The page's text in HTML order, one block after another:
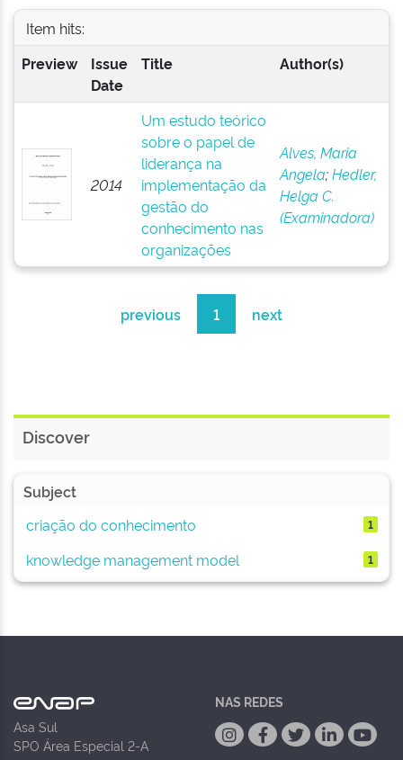
Item hits:
Preview
Issue
Date
Title Author(s)
2014
Um estudo teórico
sobre o papel de
liderança na
implementação da
gestão do
conhecimento nas
organizações
Alves, Maria
Angela;Hedler,
Helga C.
(Examinadora)
previous 1 next
Discover
Subject
criação do conhecimento
1
knowledge management model 1
Asa Sul
SPO Área Especial 2-A
NAS REDES